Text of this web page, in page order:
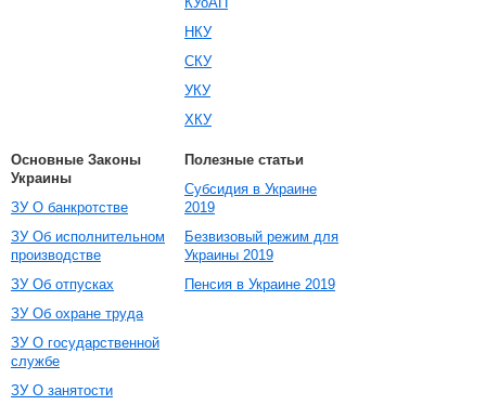
НКУ
СКУ
УКУ
ХКУ
Основные Законы
Украины
ЗУ О банкротстве
ЗУ Об исполнительном
производстве
ЗУ Об отпусках
ЗУ Об охране труда
ЗУ О государственной
службе
ЗУ О занятости
Полезные статьи
Субсидия в Украине
2019
Безвизовый режим для
Украины 2019
Пенсия в Украине 2019